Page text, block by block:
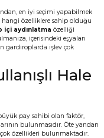
en iyi seçimi yapabilmek
hangi özelliklere sahip olduğu
içi aydınlatma özelliği
içerisindeki eşyaları
gardıroplarda işlev çok
Hale
pay sahibi olan faktör,
bulunmasıdır. Öte yandan
özellikleri bulunmaktadır.